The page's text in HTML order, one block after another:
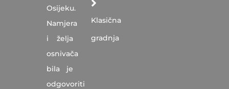
Osijeku.
Namjera
i želja
osnivača
bila je
odgovoriti
Klasična
gradnja